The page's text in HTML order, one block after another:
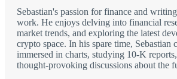
Sebastian's passion for finance and
work. He enjoys delving into financial
market trends, and exploring the latest
crypto space. In his spare time, Sebastian
immersed in charts, studying 10-K
thought-provoking discussions about the